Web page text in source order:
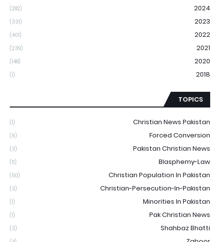
2024
(282)
2023
(331)
2022
(401)
2021
(239)
2020
(148)
2018
(1)
TOPICS
Christian News Pakistan
(1)
Forced Conversion
(6)
Pakistan Christian News
(3)
Blasphemy-Law
(11)
Christian Population In Pakistan
(50)
Christian-Persecution-In-Pakistan
(3)
Minorities In Pakistan
(1)
Pak Christian News
(1)
Shahbaz Bhatti
(3)